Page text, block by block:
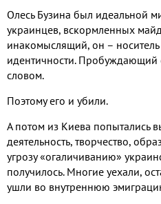
Олесь Бузина был идеальной
украинцев, вскормленных
инакомыслящий, он –
идентичности. Пробуждающий
словом.
Поэтому его и убили.
А потом из Киева попытались
деятельность, творчество,
угрозу «огаличиванию»
получилось. Многие уехали,
ушли во внутреннюю